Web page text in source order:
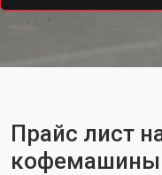
Прайс лист
кофемашины